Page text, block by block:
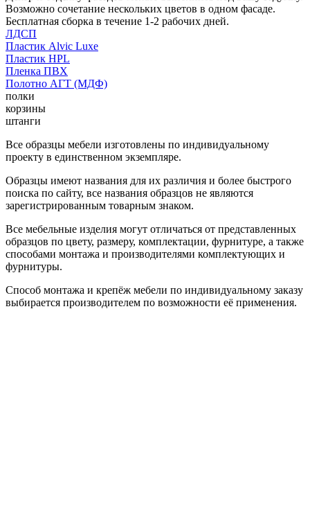
Возможно сочетание нескольких цветов в одном фасаде.
Бесплатная сборка в течение 1-2 рабочих дней.
ЛДСП
Пластик Alvic Luxe
Пластик HPL
Пленка ПВХ
Полотно АГТ (МДФ)
полки
корзины
штанги
Все образцы мебели изготовлены по индивидуальному
проекту в единственном экземпляре.
Образцы имеют названия для их различия и более быстрого
поиска по сайту, все названия образцов не являются
зарегистрированным товарным знаком.
Все мебельные изделия могут отличаться от представленных
образцов по цвету, размеру, комплектации, фурнитуре, а также
способами монтажа и производителями комплектующих и
фурнитуры.
Способ монтажа и крепёж мебели по индивидуальному заказу
выбирается производителем по возможности её применения.